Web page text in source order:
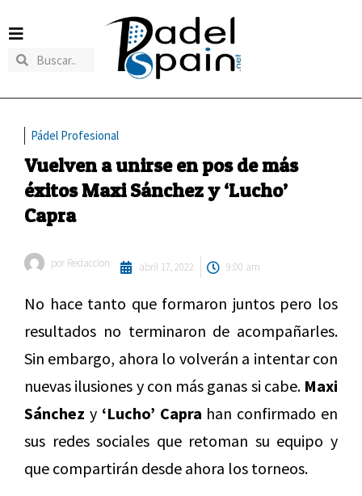
Pádel Profesional
Vuelven a unirse en pos de más
éxitos Maxi Sánchez y ‘Lucho’
Capra
por Redaccion abril 17, 2022 9:00 am
No hace tanto que formaron juntos pero los
resultados no terminaron de acompañarles.
Sin embargo, ahora lo volverán a intentar con
nuevas ilusiones y con más ganas si cabe. Maxi
Sánchez y ‘Lucho’ Capra han confirmado en
sus redes sociales que retoman su equipo y
que compartirán desde ahora los torneos.